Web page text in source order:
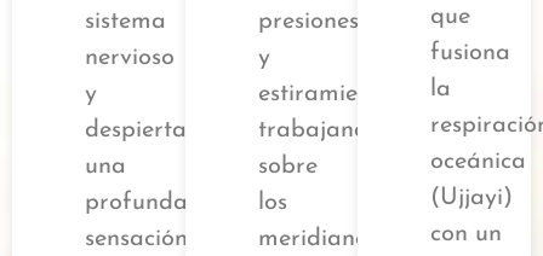
sistema
nervioso
y
despierta
una
profunda
sensación
presiones
y
estiramientos,
trabajando
sobre
los
meridianos
que
fusiona
la
oceánica
(Ujjayi)
con un